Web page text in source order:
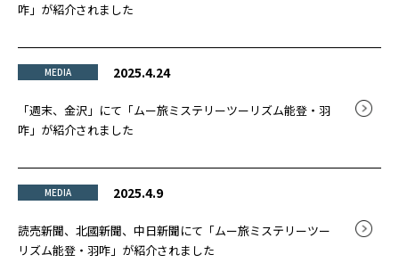
咋」が紹介されました
MEDIA 2025.4.24
「週末、金沢」にて「ムー旅ミステリーツーリズム能登・羽
咋」が紹介されました
MEDIA 2025.4.9
読売新聞、北國新聞、中日新聞にて「ムー旅ミステリーツー
リズム能登・羽咋」が紹介されました